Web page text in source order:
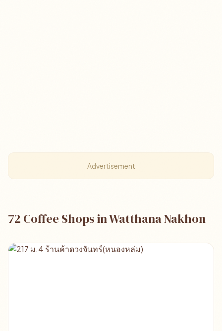
Advertisement
72 Coffee Shops in Watthana Nakhon